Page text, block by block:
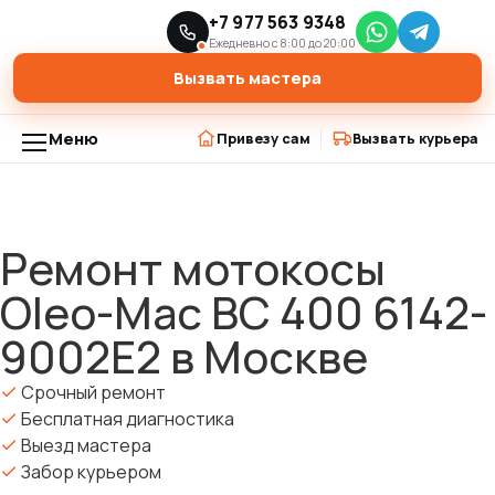
Модели триммеров ›
Ремонт мотокосы Oleo-Mac BC 400 6142-9002E2 в Москве
+7 977 563 9348
Ежедневно с 8:00 до 20:00
Вызвать мастера
Меню Привезу сам Вызвать курьера
Ремонт мотокосы
Oleo-Mac BC 400 6142-
9002E2 в Москве
Срочный ремонт
Бесплатная диагностика
Выезд мастера
Забор курьером